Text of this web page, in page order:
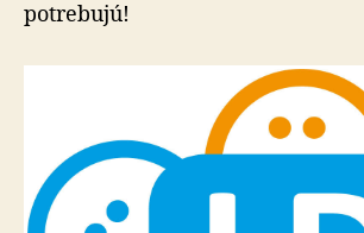
potrebujú!